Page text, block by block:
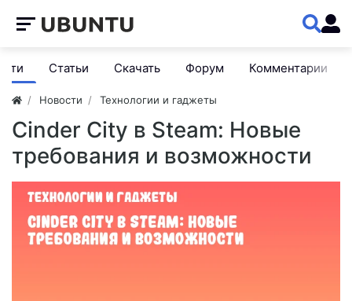
Статьи Скачать Форум Комментарии
Новости Технологии и гаджеты
Cinder City в Steam: Новые
требования и возможности